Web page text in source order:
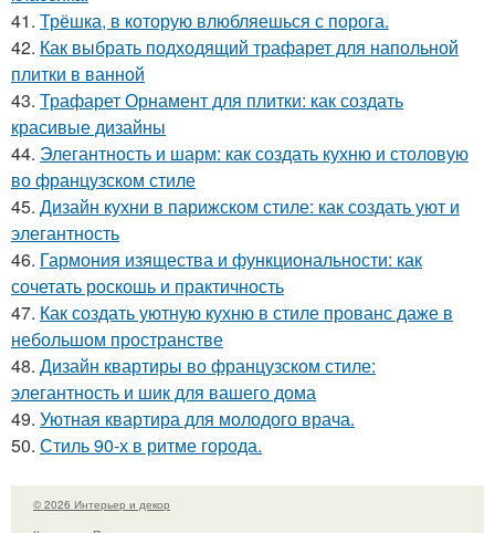
41. Трёшка, в которую влюбляешься с порога.
42. Как выбрать подходящий трафарет для напольной
плитки в ванной
43. Трафарет Орнамент для плитки: как создать
красивые дизайны
44. Элегантность и шарм: как создать кухню и столовую
во французском стиле
45. Дизайн кухни в парижском стиле: как создать уют и
элегантность
46. Гармония изящества и функциональности: как
сочетать роскошь и практичность
47. Как создать уютную кухню в стиле прованс даже в
небольшом пространстве
48. Дизайн квартиры во французском стиле:
элегантность и шик для вашего дома
49. Уютная квартира для молодого врача.
50. Стиль 90-х в ритме города.
© 2026 Интерьер и декор